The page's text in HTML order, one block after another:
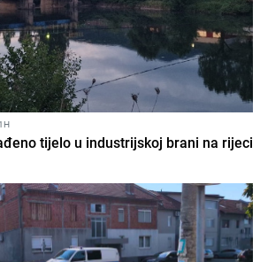
tijelo u industrijskoj brani na rijeci